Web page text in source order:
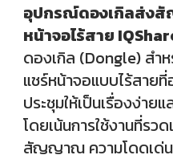
อุปกรณ์ดองเกิลส่ง
หน้าจอไร้สาย
ดองเกิล (Dongle) สำ
แชร์หน้าจอแบบไร้สาย
ประชุมให้เป็นเรื่องง่าย
โดยเน้นการใช้งานที่รว
สัญญาณ ความโดดเด่